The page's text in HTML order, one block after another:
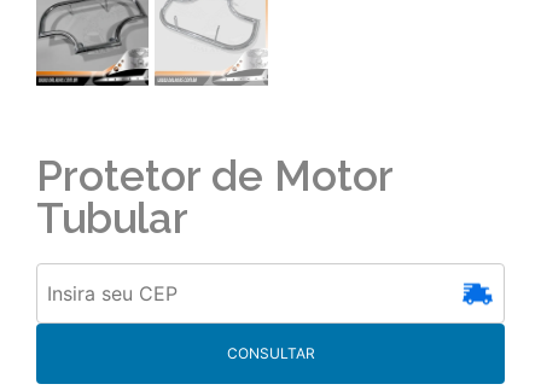
Protetor de Motor
Tubular
CONSULTAR